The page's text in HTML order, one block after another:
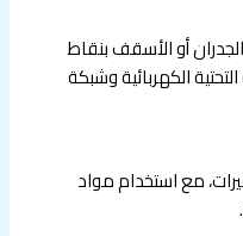
أو الأسقف بنقاط
الكهربائية وشبكة
مع استخدام مواد